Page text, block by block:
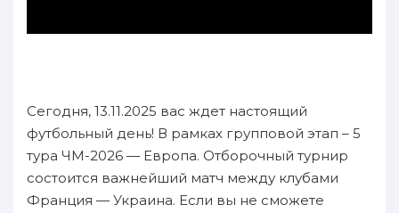
Сегодня, 13.11.2025 вас ждет настоящий
футбольный день! В рамках групповой этап – 5
тура ЧМ-2026 — Европа. Отборочный турнир
состоится важнейший матч между клубами
Франция — Украина. Если вы не сможете